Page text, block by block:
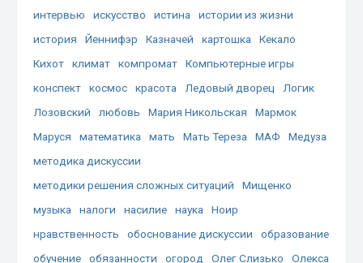
интервью
искусство истина
истории из жизни
история
Йеннифэр Казначей картошка
Кекало
Кихот
климат компромат
Компьютерные игры
конспект
космос красота Ледовый дворец
Логик
Лозовский
любовь Мария Никольская
Мармок
Маруся
математика мать Мать Тереза МАФ
Медуза
методика дискуссии
методики решения сложных ситуаций
Мищенко
музыка
налоги насилие наука
Ноир
нравственность
обоснование дискуссии
образование
обучение
обязанности огород Олег Слизько
Олекса